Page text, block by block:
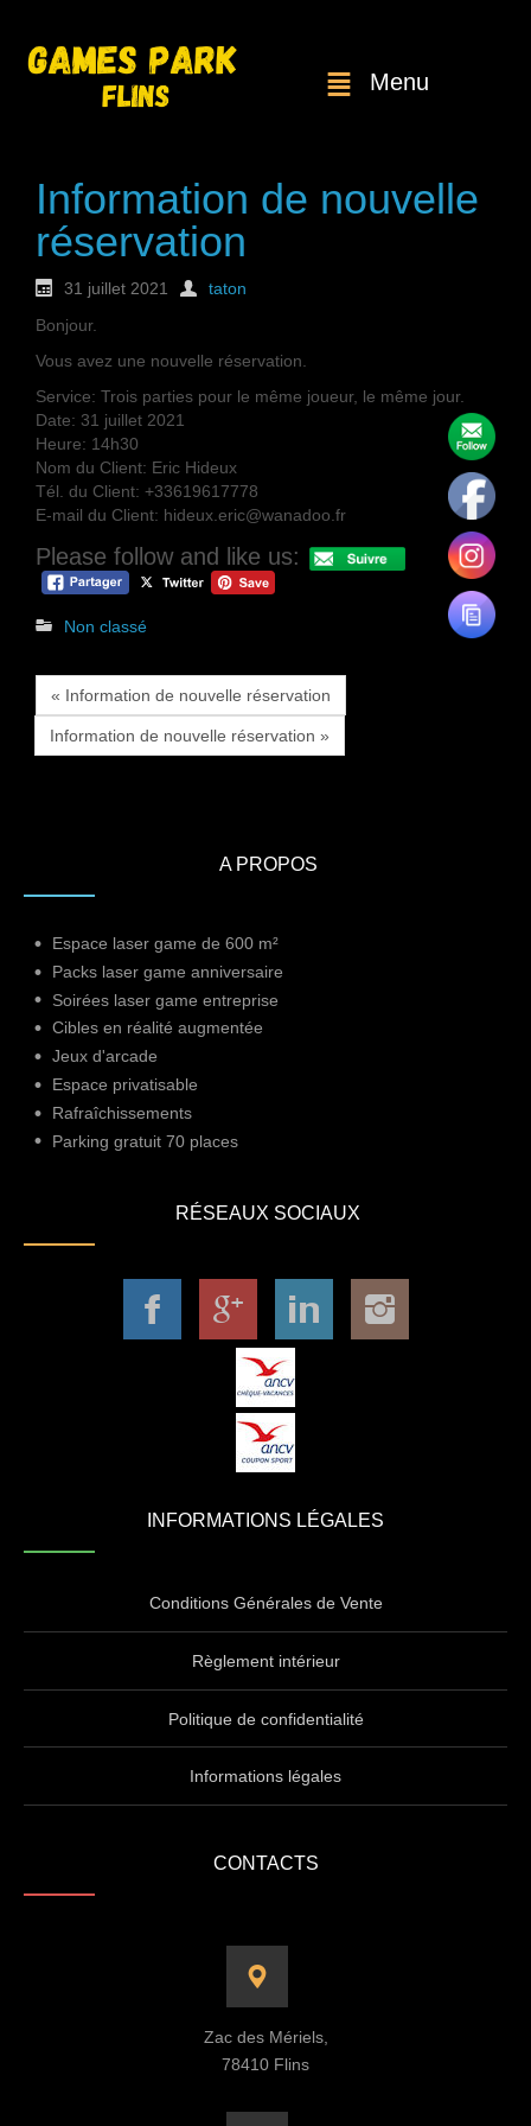
Menu
Information de nouvelle
réservation
31 juillet 2021
taton
Bonjour.
Vous avez une nouvelle réservation.
Service: Trois parties pour le même joueur, le même jour.
Date: 31 juillet 2021
Heure: 14h30
Nom du Client: Eric Hideux
Tél. du Client: +33619617778
E-mail du Client: hideux.eric@wanadoo.fr
Please follow and like us:
Non classé
« Information de nouvelle réservation
Information de nouvelle réservation »
A PROPOS
Espace laser game de 600 m²
Packs laser game anniversaire
Soirées laser game entreprise
Cibles en réalité augmentée
Jeux d'arcade
Espace privatisable
Rafraîchissements
Parking gratuit 70 places
RÉSEAUX SOCIAUX
INFORMATIONS LÉGALES
Conditions Générales de Vente
Règlement intérieur
Politique de confidentialité
Informations légales
CONTACTS
Zac des Mériels,
78410 Flins